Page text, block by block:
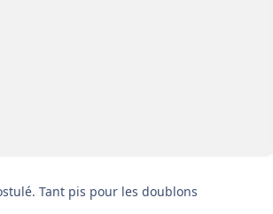
Tant pis pour les doublons